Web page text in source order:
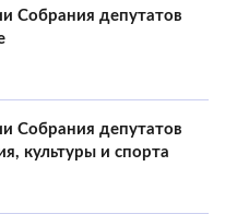
Собрания депутатов
Собрания депутатов
культуры и спорта